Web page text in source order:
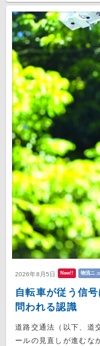
2026年8月5日 New!! 物流ニ
自転車が従う信
問われる認識
道路交通法（以下、道
ールの見直しが進むな